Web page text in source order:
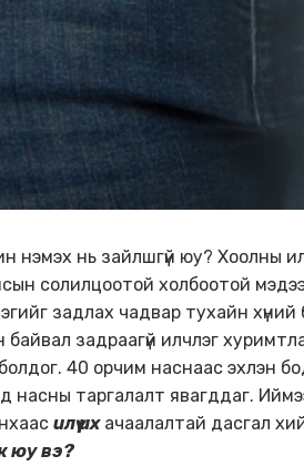
нэмэх нь зайлшгүй юу? Хоолны
солилцоотой холбоотой
задлах чадвар тухайн
задраагүй илчлэг
болдог. 40 орчим наснаас эхлэн
насны таргалалт явагддаг.
илүү ихачаалалтай дасгал
юу вэ?